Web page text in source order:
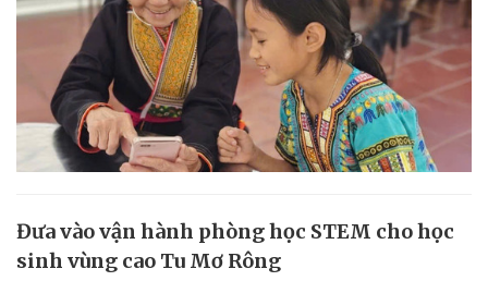
Đưa vào vận hành phòng học STEM cho học
sinh vùng cao Tu Mơ Rông